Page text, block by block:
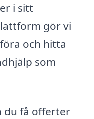
i sitt
gör vi
och hitta
som
du få offerter